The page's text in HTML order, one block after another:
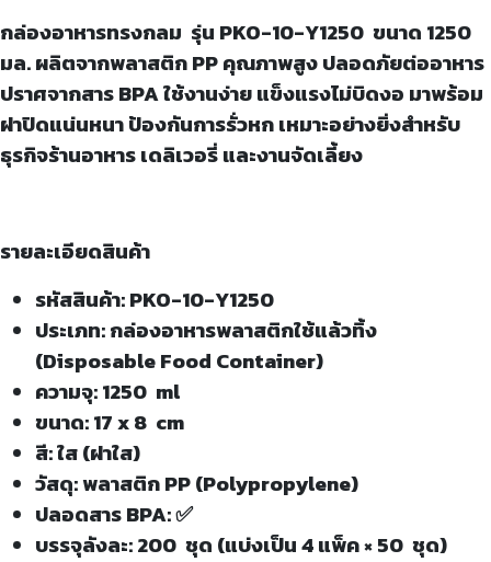
กล่องอาหารทรงกลม รุ่น PKO-10-Y1250 ขนาด 1250
มล. ผลิตจากพลาสติก PP คุณภาพสูง ปลอดภัยต่ออาหาร
ปราศจากสาร BPA ใช้งานง่าย แข็งแรงไม่บิดงอ มาพร้อม
ฝาปิดแน่นหนา ป้องกันการรั่วหก เหมาะอย่างยิ่งสำหรับ
ธุรกิจร้านอาหาร เดลิเวอรี่ และงานจัดเลี้ยง
รายละเอียดสินค้า
รหัสสินค้า: PKO-10-Y1250
ประเภท: กล่องอาหารพลาสติกใช้แล้วทิ้ง
(Disposable Food Container)
ความจุ: 1250 ml
ขนาด: 17 x 8 cm
สี: ใส (ฝาใส)
วัสดุ: พลาสติก PP (Polypropylene)
ปลอดสาร BPA: ✅
บรรจุลังละ: 200 ชุด (แบ่งเป็น 4 แพ็ค × 50 ชุด)